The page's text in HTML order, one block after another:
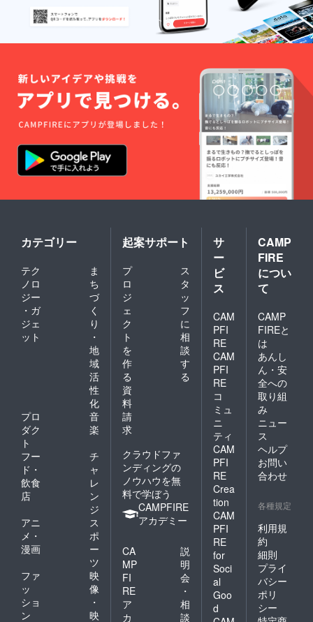
カテゴリー
テク
ノロ
ジー
・ガ
ジェ
ット
ま
ち
づ
く
り
・
地
域
活
性
化
プロ
ダク
ト
音
楽
フー
ド・
飲食
店
チ
ャ
レ
ン
ジ
アニ
メ・
漫画
ス
ポ
ー
ツ
ファ
ッ
ショ
ン
映
像
・
映
起案サポート
プ
ロ
ジ
ェ
ク
ト
を
作
る
ス
タ
ッ
フ
に
相
談
す
る
資
料
請
求
クラウドファ
ンディングの
ノウハウを無
料で学ぼう
CAMPFIRE
アカデミー
CA
MP
FI
RE
ア
カ
説
明
会
・
相
談
サ
ー
ビ
ス
CAM
PFI
RE
CAM
PFI
RE
コ
ミュ
ニ
ティ
CAM
PFI
RE
Crea
tion
CAM
PFI
RE
for
Soci
al
Goo
d
CAMP
FIRE
につい
て
CAMP
FIREと
は
あんし
ん・安
全への
取り組
み
ニュー
ス
ヘルプ
お問い
合わせ
各種規定
利用規
約
細則
プライ
バシー
ポリ
シー